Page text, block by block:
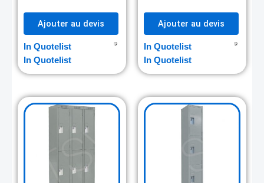
Ajouter au devis
In Quotelist
In Quotelist
Ajouter au devis
In Quotelist
In Quotelist